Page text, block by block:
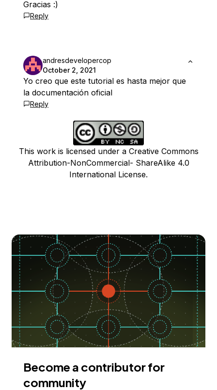
Gracias :)
Reply
andresdevelopercop
October 2, 2021
Yo creo que este tutorial es hasta mejor que
la documentación oficial
Reply
This work is licensed under a Creative Commons
Attribution-NonCommercial- ShareAlike 4.0
International License.
Become a contributor for
community